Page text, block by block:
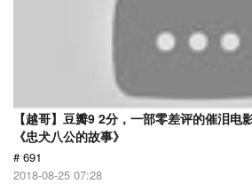
【越哥】豆瓣9 2分，一部零差评的催泪电
《忠犬八公的故事》
# 691
2018-08-25 07:28